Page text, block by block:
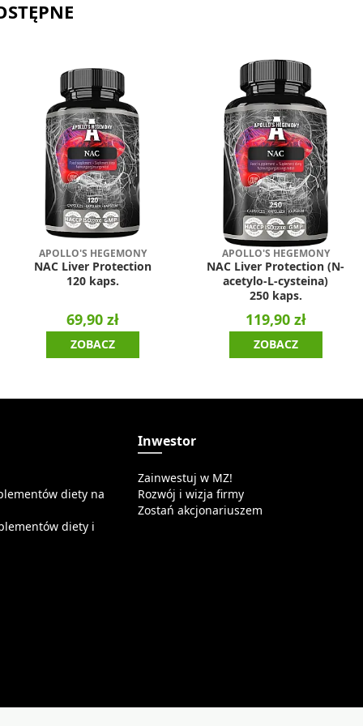
APOLLO'S HEGEMONY
NAC Liver Protection
120 kaps.
69,90 zł
ZOBACZ
APOLLO'S HEGEMONY
NAC Liver Protection (N-
acetylo-L-cysteina)
250 kaps.
119,90 zł
ZOBACZ
diety na
diety i
Inwestor
Zainwestuj w MZ!
Rozwój i wizja firmy
Zostań akcjonariuszem